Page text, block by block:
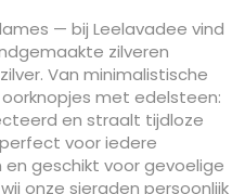
— bij Leelavadee vind
zilveren
Van minimalistische
met edelsteen:
en straalt tijdloze
voor iedere
geschikt voor gevoelige
onze sieraden persoonlijk